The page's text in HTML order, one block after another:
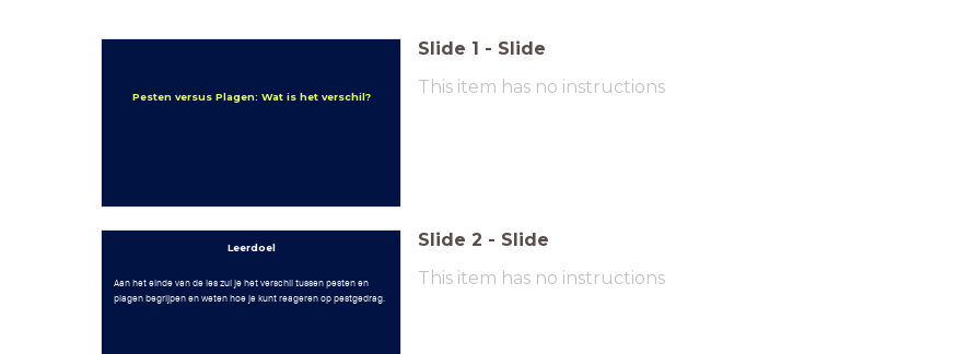
Pesten versus Plagen: Wat is het verschil?
Slide 1 - Slide
This item has no instructions
Leerdoel
Aan het einde van de les zul je het verschil tussen pesten en
plagen begrijpen en weten hoe je kunt reageren op pestgedrag.
Slide 2 - Slide
This item has no instructions